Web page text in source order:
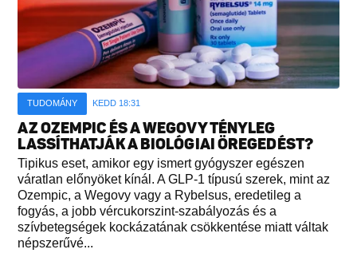
TUDOMÁNY KEDD 18:31
AZ OZEMPIC ÉS A WEGOVY TÉNYLEG
LASSÍTHATJÁK A BIOLÓGIAI ÖREGEDÉST?
Tipikus eset, amikor egy ismert gyógyszer egészen
váratlan előnyöket kínál. A GLP-1 típusú szerek, mint az
Ozempic, a Wegovy vagy a Rybelsus, eredetileg a
fogyás, a jobb vércukorszint-szabályozás és a
szívbetegségek kockázatának csökkentése miatt váltak
népszerűvé...